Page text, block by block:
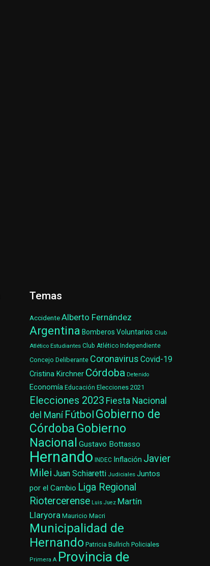
Temas
AccidenteAlberto Fernández
Argentina Bomberos Voluntarios Club
Atlético Estudiantes Club Atlético Independiente
Concejo Deliberante Coronavirus Covid-19
Cristina Kirchner Córdoba Detenido
Economía Educación Elecciones 2021
Elecciones 2023 Fiesta Nacional
del Maní Fútbol Gobierno de
CórdobaGobierno
Nacional Gustavo Bottasso
Hernando INDEC Inflación Javier
Milei Juan Schiaretti Judiciales Juntos
por el Cambio Liga Regional
Riotercerense Luis Juez Martín
Llaryora Mauricio Macri
Municipalidad de
Hernando Patricia Bullrich Policiales
Primera A Provincia de